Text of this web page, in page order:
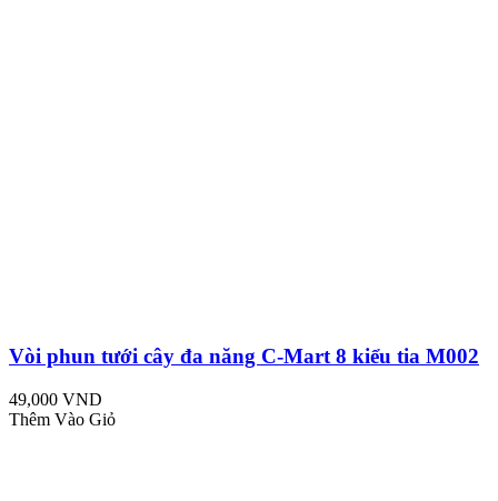
Vòi phun tưới cây đa năng C-Mart 8 kiểu tia M002
49,000 VND
Thêm Vào Giỏ